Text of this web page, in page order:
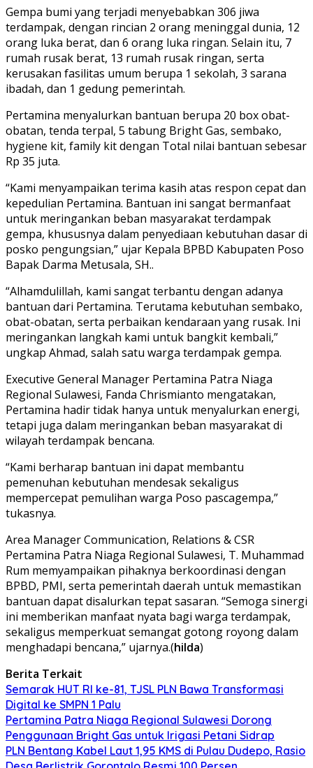
Gempa bumi yang terjadi menyebabkan 306 jiwa
terdampak, dengan rincian 2 orang meninggal dunia, 12
orang luka berat, dan 6 orang luka ringan. Selain itu, 7
rumah rusak berat, 13 rumah rusak ringan, serta
kerusakan fasilitas umum berupa 1 sekolah, 3 sarana
ibadah, dan 1 gedung pemerintah.
Pertamina menyalurkan bantuan berupa 20 box obat-
obatan, tenda terpal, 5 tabung Bright Gas, sembako,
hygiene kit, family kit dengan Total nilai bantuan sebesar
Rp 35 juta.
“Kami menyampaikan terima kasih atas respon cepat dan
kepedulian Pertamina. Bantuan ini sangat bermanfaat
untuk meringankan beban masyarakat terdampak
gempa, khususnya dalam penyediaan kebutuhan dasar di
posko pengungsian,” ujar Kepala BPBD Kabupaten Poso
Bapak Darma Metusala, SH..
“Alhamdulillah, kami sangat terbantu dengan adanya
bantuan dari Pertamina. Terutama kebutuhan sembako,
obat-obatan, serta perbaikan kendaraan yang rusak. Ini
meringankan langkah kami untuk bangkit kembali,”
ungkap Ahmad, salah satu warga terdampak gempa.
Executive General Manager Pertamina Patra Niaga
Regional Sulawesi, Fanda Chrismianto mengatakan,
Pertamina hadir tidak hanya untuk menyalurkan energi,
tetapi juga dalam meringankan beban masyarakat di
wilayah terdampak bencana.
“Kami berharap bantuan ini dapat membantu
pemenuhan kebutuhan mendesak sekaligus
mempercepat pemulihan warga Poso pascagempa,”
tukasnya.
Area Manager Communication, Relations & CSR
Pertamina Patra Niaga Regional Sulawesi, T. Muhammad
Rum memyampaikan pihaknya berkoordinasi dengan
BPBD, PMI, serta pemerintah daerah untuk memastikan
bantuan dapat disalurkan tepat sasaran. “Semoga sinergi
ini memberikan manfaat nyata bagi warga terdampak,
sekaligus memperkuat semangat gotong royong dalam
menghadapi bencana,” ujarnya.(hilda)
Berita Terkait
Semarak HUT RI ke-81, TJSL PLN Bawa Transformasi
Digital ke SMPN 1 Palu
Pertamina Patra Niaga Regional Sulawesi Dorong
Penggunaan Bright Gas untuk Irigasi Petani Sidrap
PLN Bentang Kabel Laut 1,95 KMS di Pulau Dudepo, Rasio